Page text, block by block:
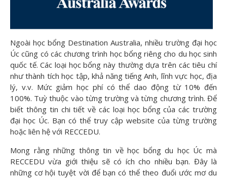
Ngoài học bổng Destination Australia, nhiều trường đại học
Úc cũng có các chương trình học bổng riêng cho du học sinh
quốc tế. Các loại học bổng này thường dựa trên các tiêu chí
như thành tích học tập, khả năng tiếng Anh, lĩnh vực học, địa
lý, v.v. Mức giảm học phí có thể dao động từ 10% đến
100%. Tuỳ thuộc vào từng trường và từng chương trình. Để
biết thông tin chi tiết về các loại học bổng của các trường
đại học Úc. Bạn có thể truy cập website của từng trường
hoặc liên hệ với RECCEDU.
Mong rằng những thông tin về học bổng du học Úc mà
RECCEDU vừa giới thiệu sẽ có ích cho nhiều bạn. Đây là
những cơ hội tuyệt vời để bạn có thể theo đuổi ước mơ du